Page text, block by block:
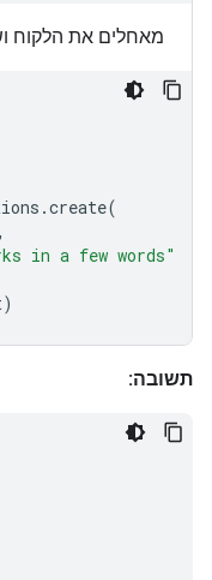
מאחלים את הלקוח
.create(
,
in a few words"
)
תשובה: